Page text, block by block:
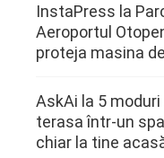
InstaPress la
Aeroportul
proteja masina
AskAi la 5
terasa într-un
chiar la tine